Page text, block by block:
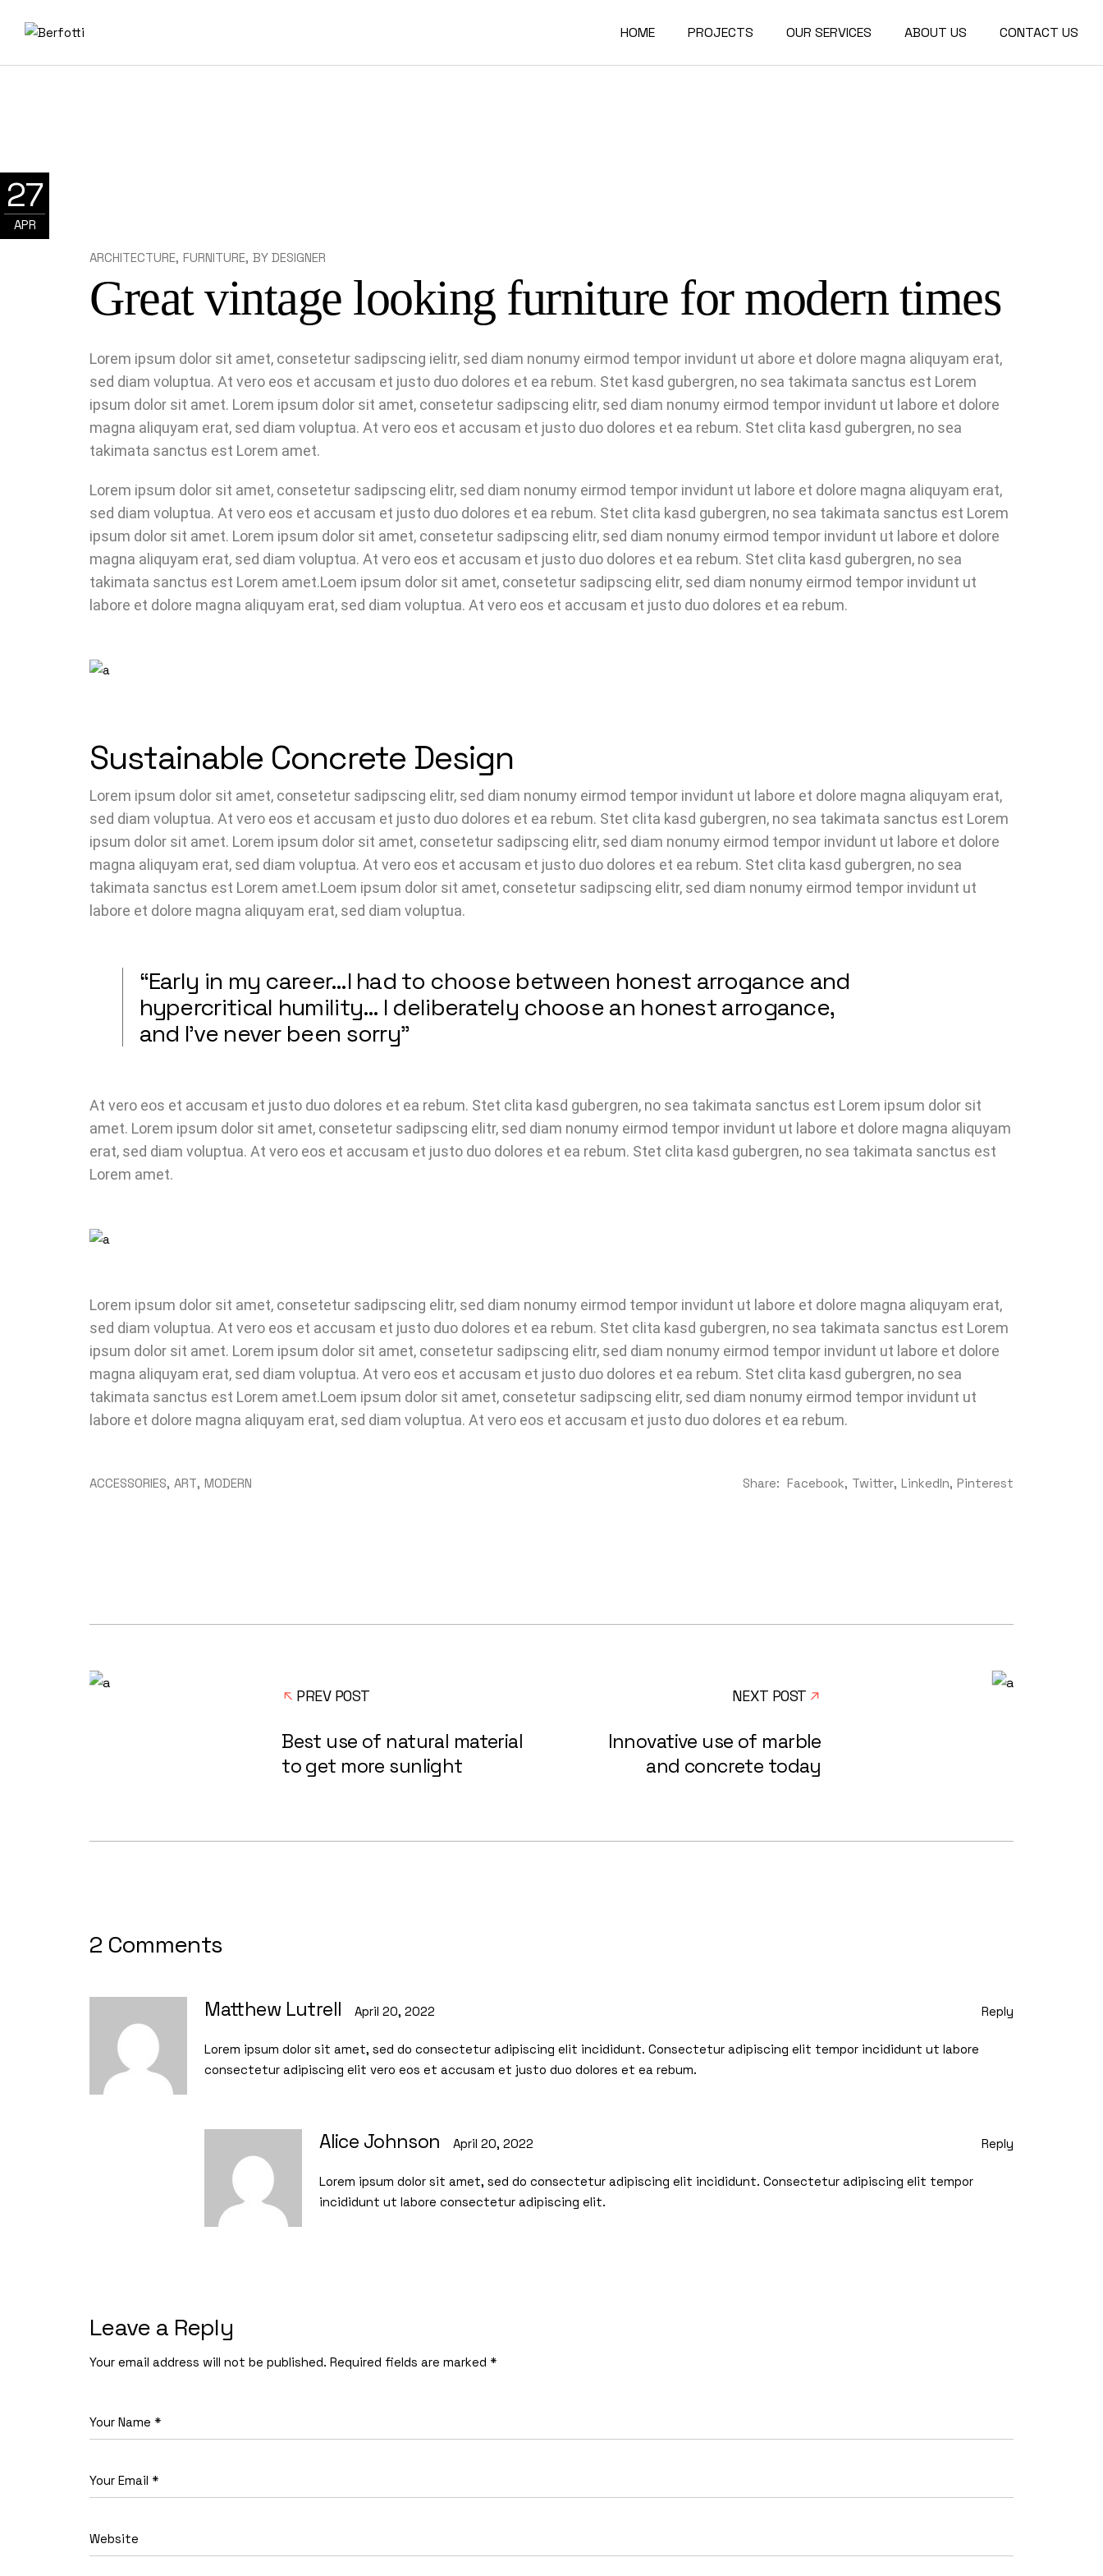
HOME PROJECTS OUR SERVICES ABOUT US CONTACT US
27
APR
ARCHITECTURE FURNITURE BY DESIGNER
Great vintage looking furniture for modern times
Lorem ipsum dolor sit amet, consetetur sadipscing ielitr, sed diam nonumy eirmod tempor invidunt ut abore et dolore magna aliquyam erat,
sed diam voluptua. At vero eos et accusam et justo duo dolores et ea rebum. Stet kasd gubergren, no sea takimata sanctus est Lorem
ipsum dolor sit amet. Lorem ipsum dolor sit amet, consetetur sadipscing elitr, sed diam nonumy eirmod tempor invidunt ut labore et dolore
magna aliquyam erat, sed diam voluptua. At vero eos et accusam et justo duo dolores et ea rebum. Stet clita kasd gubergren, no sea
takimata sanctus est Lorem amet.
Lorem ipsum dolor sit amet, consetetur sadipscing elitr, sed diam nonumy eirmod tempor invidunt ut labore et dolore magna aliquyam erat,
sed diam voluptua. At vero eos et accusam et justo duo dolores et ea rebum. Stet clita kasd gubergren, no sea takimata sanctus est Lorem
ipsum dolor sit amet. Lorem ipsum dolor sit amet, consetetur sadipscing elitr, sed diam nonumy eirmod tempor invidunt ut labore et dolore
magna aliquyam erat, sed diam voluptua. At vero eos et accusam et justo duo dolores et ea rebum. Stet clita kasd gubergren, no sea
takimata sanctus est Lorem amet.Loem ipsum dolor sit amet, consetetur sadipscing elitr, sed diam nonumy eirmod tempor invidunt ut
labore et dolore magna aliquyam erat, sed diam voluptua. At vero eos et accusam et justo duo dolores et ea rebum.
Sustainable Concrete Design
Lorem ipsum dolor sit amet, consetetur sadipscing elitr, sed diam nonumy eirmod tempor invidunt ut labore et dolore magna aliquyam erat,
sed diam voluptua. At vero eos et accusam et justo duo dolores et ea rebum. Stet clita kasd gubergren, no sea takimata sanctus est Lorem
ipsum dolor sit amet. Lorem ipsum dolor sit amet, consetetur sadipscing elitr, sed diam nonumy eirmod tempor invidunt ut labore et dolore
magna aliquyam erat, sed diam voluptua. At vero eos et accusam et justo duo dolores et ea rebum. Stet clita kasd gubergren, no sea
takimata sanctus est Lorem amet.Loem ipsum dolor sit amet, consetetur sadipscing elitr, sed diam nonumy eirmod tempor invidunt ut
labore et dolore magna aliquyam erat, sed diam voluptua.
“Early in my career…I had to choose between honest arrogance and
hypercritical humility… I deliberately choose an honest arrogance,
and I’ve never been sorry”
At vero eos et accusam et justo duo dolores et ea rebum. Stet clita kasd gubergren, no sea takimata sanctus est Lorem ipsum dolor sit
amet. Lorem ipsum dolor sit amet, consetetur sadipscing elitr, sed diam nonumy eirmod tempor invidunt ut labore et dolore magna aliquyam
erat, sed diam voluptua. At vero eos et accusam et justo duo dolores et ea rebum. Stet clita kasd gubergren, no sea takimata sanctus est
Lorem amet.
Lorem ipsum dolor sit amet, consetetur sadipscing elitr, sed diam nonumy eirmod tempor invidunt ut labore et dolore magna aliquyam erat,
sed diam voluptua. At vero eos et accusam et justo duo dolores et ea rebum. Stet clita kasd gubergren, no sea takimata sanctus est Lorem
ipsum dolor sit amet. Lorem ipsum dolor sit amet, consetetur sadipscing elitr, sed diam nonumy eirmod tempor invidunt ut labore et dolore
magna aliquyam erat, sed diam voluptua. At vero eos et accusam et justo duo dolores et ea rebum. Stet clita kasd gubergren, no sea
takimata sanctus est Lorem amet.Loem ipsum dolor sit amet, consetetur sadipscing elitr, sed diam nonumy eirmod tempor invidunt ut
labore et dolore magna aliquyam erat, sed diam voluptua. At vero eos et accusam et justo duo dolores et ea rebum.
ACCESSORIES ART MODERN Share: Facebook Twitter LinkedIn Pinterest
PREV POST
Best use of natural material
to get more sunlight
NEXT POST
Innovative use of marble
and concrete today
2 Comments
Matthew Lutrell April 20, 2022 Reply
Lorem ipsum dolor sit amet, sed do consectetur adipiscing elit incididunt. Consectetur adipiscing elit tempor incididunt ut labore
consectetur adipiscing elit vero eos et accusam et justo duo dolores et ea rebum.
Alice Johnson April 20, 2022 Reply
Lorem ipsum dolor sit amet, sed do consectetur adipiscing elit incididunt. Consectetur adipiscing elit tempor
incididunt ut labore consectetur adipiscing elit.
Leave a Reply
Your email address will not be published. Required fields are marked *